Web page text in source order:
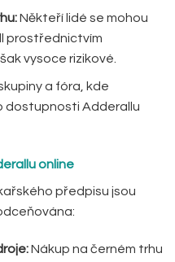
Někteří lidé se mohou
prostřednictvím
vysoce rizikové.
a fóra, kde
dostupnosti Adderallu
online
předpisu jsou
Nákup na černém trhu